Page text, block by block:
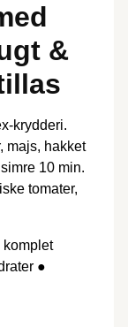
&
krydderi.
majs, hakket
10 min.
tomater,
komplet
●